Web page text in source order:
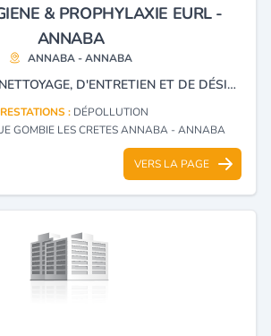
& PROPHYLAXIE EURL -
ANNABA
ANNABA - ANNABA
ENTREPRISE DE NETTOYAGE, D'ENTRETIEN ET DE DÉSINFECTION, VENTE EN GROS DES PRODUITS D'HYGIÈNE, D'ENTRETIEN DOMESTIQUE ET PROFESSIONNEL DE POLLUTION DES SITES CONTAMINES PAR DÉCHETS SPÉCIAUX (HOSPITALIERS, MÉNAGERS).
: DÉPOLLUTION
GOMBIE LES CRETES ANNABA - ANNABA
VERS LA PAGE